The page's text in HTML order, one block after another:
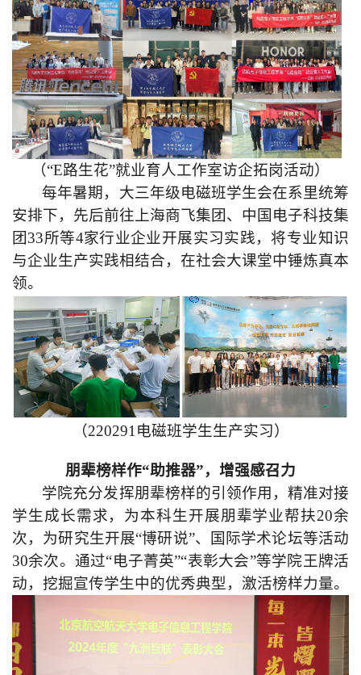
（“E路生花”就业育人工作室访企拓岗活动）
每年暑期，大三年级电磁班学生会在系里统筹
安排下，先后前往上海商飞集团、中国电子科技集
团33所等4家行业企业开展实习实践，将专业知识
与企业生产实践相结合，在社会大课堂中锤炼真本
领。
（220291电磁班学生生产实习）
朋辈榜样作“助推器”，增强感召力
学院充分发挥朋辈榜样的引领作用，精准对接
学生成长需求，为本科生开展朋辈学业帮扶20余
次，为研究生开展“博研说”、国际学术论坛等活动
30余次。通过“电子菁英”“表彰大会”等学院王牌活
动，挖掘宣传学生中的优秀典型，激活榜样力量。